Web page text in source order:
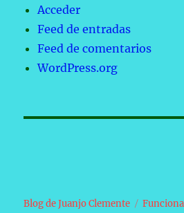
Acceder
Feed de entradas
Feed de comentarios
WordPress.org
Blog de Juanjo Clemente